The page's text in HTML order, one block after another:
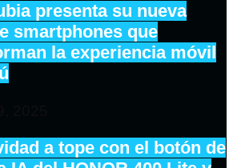
presenta su nueva
smartphones que
la experiencia móvil
a tope con el botón de